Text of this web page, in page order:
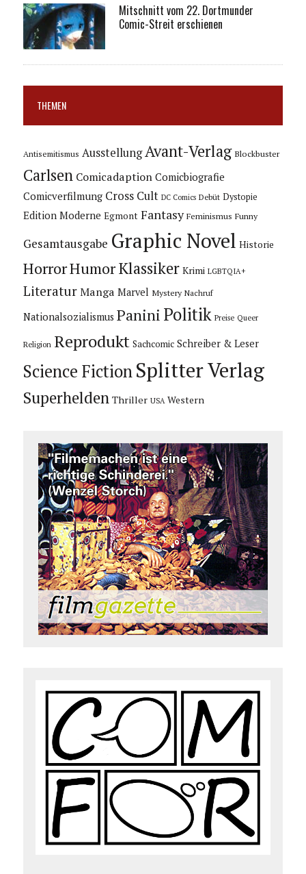
Mitschnitt vom 22. Dortmunder
Comic-Streit erschienen
THEMEN
Antisemitismus Ausstellung Avant-Verlag Blockbuster
Carlsen Comicadaption Comicbiografie
Comicverfilmung Cross Cult DC Comics Debüt Dystopie
Edition Moderne Egmont Fantasy Feminismus Funny
Gesamtausgabe Graphic Novel Historie
HorrorHumorKlassiker Krimi LGBTQIA+
Literatur Manga Marvel Mystery Nachruf
Nationalsozialismus Panini Politik Preise Queer
Religion Reprodukt Sachcomic Schreiber & Leser
Science Fiction Splitter Verlag
Superhelden Thriller USA Western